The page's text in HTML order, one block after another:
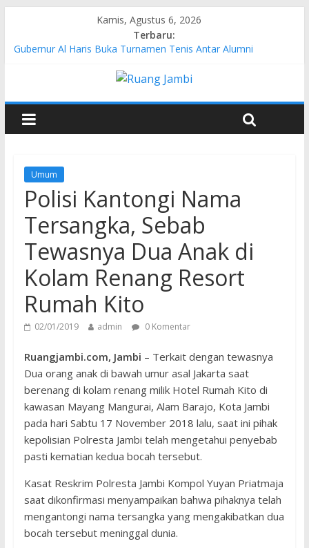
Kamis, Agustus 6, 2026
Terbaru:
Gubernur Al Haris Buka Turnamen Tenis Antar Alumni
Pertamina EP Jambi Imbau Masyarakat Tidak Beraktivitas di
Kasus Brigadir EWS: 4 Anggota Polisi Tersangka Resmi
Didampingi Pengacara Chris Januardi
Siap Dukung Kegiatan Hulu Migas, Kapolda Jambi Kunjungi
FSO 115
Umum
Polisi Kantongi Nama
Tersangka, Sebab
Tewasnya Dua Anak di
Kolam Renang Resort
Rumah Kito
02/01/2019 admin 0 Komentar
Ruangjambi.com, Jambi – Terkait dengan tewasnya
Dua orang anak di bawah umur asal Jakarta saat
berenang di kolam renang milik Hotel Rumah Kito di
kawasan Mayang Mangurai, Alam Barajo, Kota Jambi
pada hari Sabtu 17 November 2018 lalu, saat ini pihak
kepolisian Polresta Jambi telah mengetahui penyebab
pasti kematian kedua bocah tersebut.
Kasat Reskrim Polresta Jambi Kompol Yuyan Priatmaja
saat dikonfirmasi menyampaikan bahwa pihaknya telah
mengantongi nama tersangka yang mengakibatkan dua
bocah tersebut meninggal dunia.